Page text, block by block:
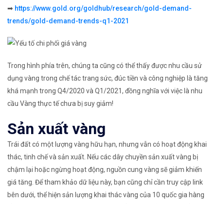
➡ https://www.gold.org/goldhub/research/gold-demand-
trends/gold-demand-trends-q1-2021
Trong hình phía trên, chúng ta cũng có thể thấy được nhu cầu sử
dụng vàng trong chế tác trang sức, đúc tiền và công nghiệp là tăng
khá mạnh trong Q4/2020 và Q1/2021, đồng nghĩa với việc là nhu
cầu Vàng thực tế chưa bị suy giảm!
Sản xuất vàng
Trái đất có một lượng vàng hữu hạn, nhưng vẫn có hoạt động khai
thác, tinh chế và sản xuất. Nếu các dây chuyền sản xuất vàng bị
chậm lại hoặc ngừng hoạt động, nguồn cung vàng sẽ giảm khiến
giá tăng. Để tham khảo dữ liệu này, bạn cũng chỉ cần truy cập link
bên dưới, thể hiện sản lượng khai thác vàng của 10 quốc gia hàng